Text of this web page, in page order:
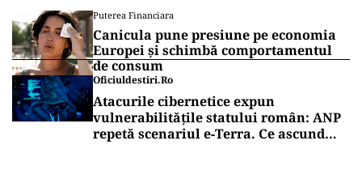
Puterea Financiara
Canicula pune presiune pe economia
Europei și schimbă comportamentul
de consum
Oficiuldestiri.ro
Atacurile cibernetice expun
vulnerabilitățile statului român: ANP
repetă scenariul e‑Terra. Ce ascund